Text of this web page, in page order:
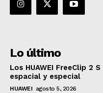
Lo último
Los HUAWEI FreeClip 2
espacial y especial
HUAWEI agosto 5, 2026